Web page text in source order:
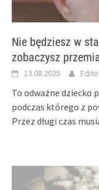
Nie będziesz w
zobaczysz
13.08.2025
To odważne dziecko
podczas którego z
Przez długi czas